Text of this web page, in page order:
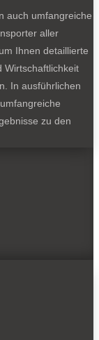
auch umfangreiche
aller
Ihnen detaillierte
Wirtschaftlichkeit
In ausführlichen
zu den